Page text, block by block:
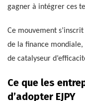
gagner à intégrer ces
Ce mouvement
de la finance
de catalyseur
Ce que les
d’adopter EJPY